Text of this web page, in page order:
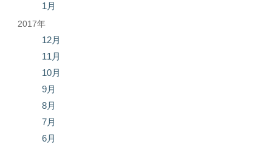
1月
2017年
12月
11月
10月
9月
8月
7月
6月